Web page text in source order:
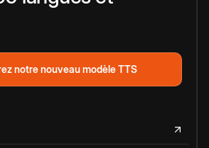
notre nouveau modèle TTS